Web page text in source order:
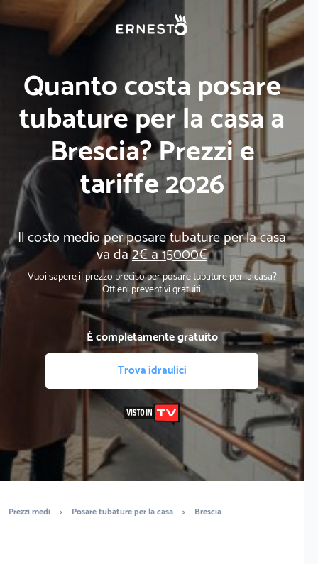
Quanto costa posare
tubature per la casa a
Brescia? Prezzi e
tariffe 2026
Il costo medio per posare tubature per la casa
va da2€ a 15000€
Vuoi sapere il prezzo preciso per posare tubature per la casa?
Ottieni preventivi gratuiti.
È completamente gratuito
Trova idraulici
Prezzi medi > Posare tubature per la casa > Brescia